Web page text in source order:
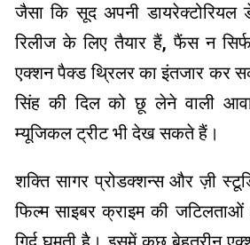
जैसा कि सूद अपनी डायरेक्टोरियल
रिलीज के लिए तैयार हैं, फैंस न
एक्शन पैक्ड थ्रिलर का इंतजार कर
सिंह की दिल को छू लेने वाली
म्यूजिकल ट्रीट भी देख सकते हैं।
शक्ति सागर प्रोडक्शन्स और ज़ी
फिल्म साइबर क्राइम की जटिलताओं